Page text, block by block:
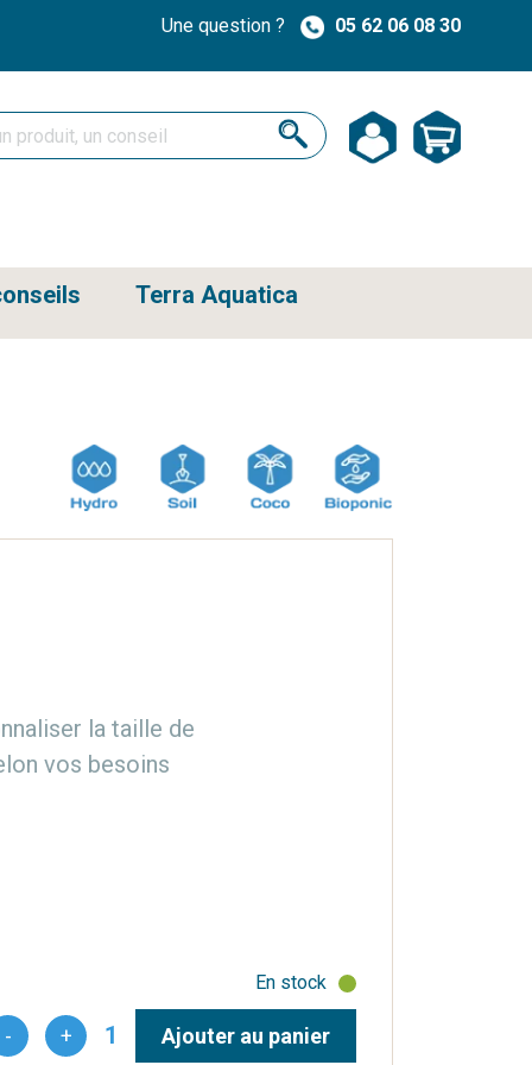
Une question ? 05 62 06 08 30
Terra Aquatica
la taille de
vos besoins
En stock
Ajouter au panier
- + 1